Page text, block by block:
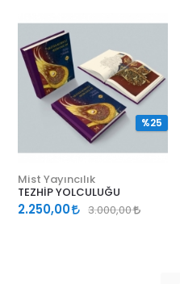
Mist Yayıncılık
TEZHİP YOLCULUĞU
2.250,00 3.000,00
%25